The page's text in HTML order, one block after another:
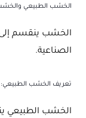
الخشب الطبيعي
الخشب ينقسم إلى
الصناعية.
تعريف الخشب الطبيعي:
الخشب الطبيعي